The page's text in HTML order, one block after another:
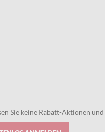
Sie keine Rabatt-Aktionen